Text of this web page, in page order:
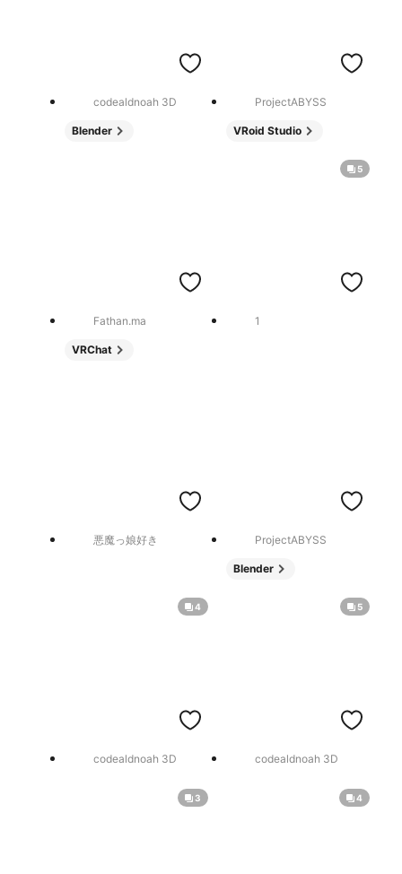
codealdnoah 3D
Blender
ProjectABYSS
VRoid Studio
Fathan.ma
VRChat
5
1
悪魔っ娘好き ProjectABYSS
Blender
4
codealdnoah 3D
5
codealdnoah 3D
3 4